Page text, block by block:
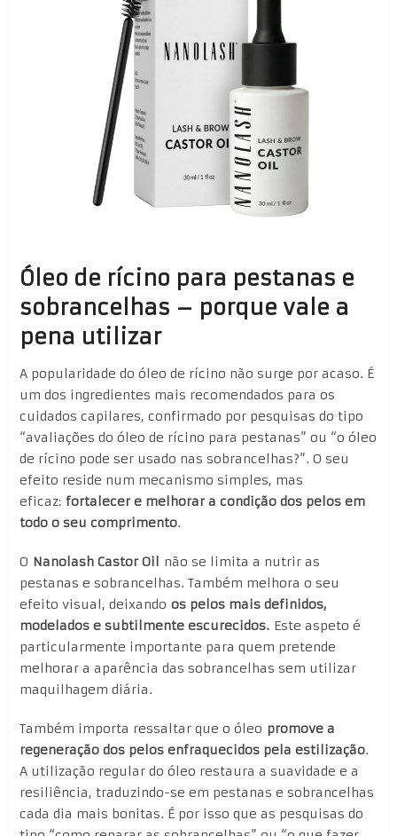
Óleo de rícino para pestanas e
sobrancelhas – porque vale a
pena utilizar
A popularidade do óleo de rícino não surge por acaso. É
um dos ingredientes mais recomendados para os
cuidados capilares, confirmado por pesquisas do tipo
“avaliações do óleo de rícino para pestanas” ou “o óleo
de rícino pode ser usado nas sobrancelhas?”. O seu
efeito reside num mecanismo simples, mas
eficaz: fortalecer e melhorar a condição dos pelos em
todo o seu comprimento.
O Nanolash Castor Oil não se limita a nutrir as
pestanas e sobrancelhas. Também melhora o seu
efeito visual, deixando os pelos mais definidos,
modelados e subtilmente escurecidos. Este aspeto é
particularmente importante para quem pretende
melhorar a aparência das sobrancelhas sem utilizar
maquilhagem diária.
Também importa ressaltar que o óleo promove a
regeneração dos pelos enfraquecidos pela estilização.
A utilização regular do óleo restaura a suavidade e a
resiliência, traduzindo-se em pestanas e sobrancelhas
cada dia mais bonitas. É por isso que as pesquisas do